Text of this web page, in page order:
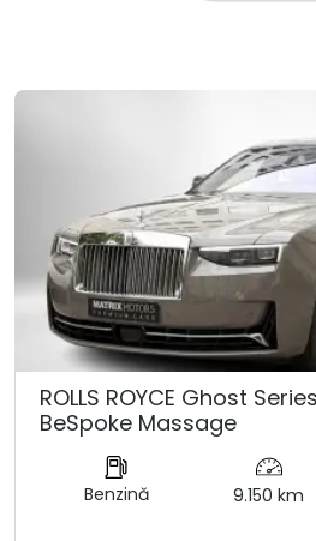
ROLLS ROYCE Ghost
BeSpoke Massage
Benzină 9.150 km